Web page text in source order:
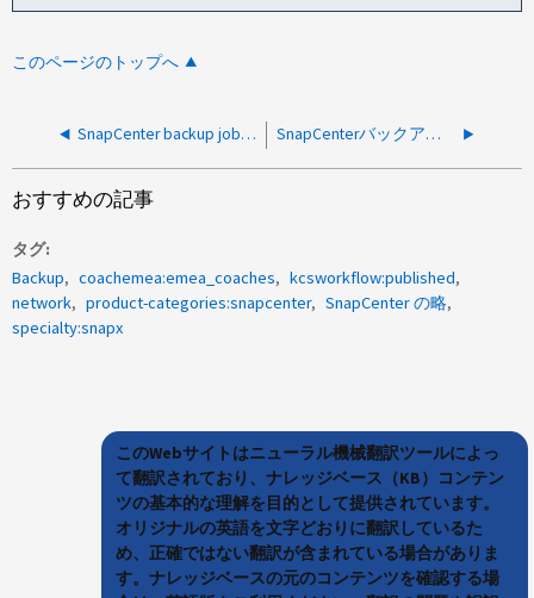
このページのトップへ
SnapCenter backup jobs fail because previous SnapMirror update is already in progress SnapCenterバックアップ、検証、クローン作成ジョブが「指定されたVserverが見つかりません」というエラーで失敗します
おすすめの記事
タグ
Backup
coachemea:emea_coaches
kcsworkflow:published
network
product-categories:snapcenter
SnapCenter の略
specialty:snapx
このWebサイトはニューラル機械翻訳ツールによっ
て翻訳されており、ナレッジベース（KB）コンテン
ツの基本的な理解を目的として提供されています。
オリジナルの英語を文字どおりに翻訳しているた
め、正確ではない翻訳が含まれている場合がありま
す。ナレッジベースの元のコンテンツを確認する場